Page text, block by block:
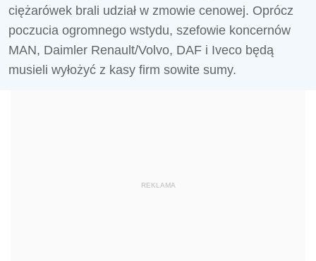
ciężarówek brali udział w zmowie cenowej. Oprócz
poczucia ogromnego wstydu, szefowie koncernów
MAN, Daimler Renault/Volvo, DAF i Iveco będą
musieli wyłożyć z kasy firm sowite sumy.
REKLAMA